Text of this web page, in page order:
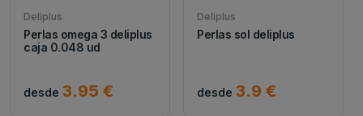
Deliplus
Perlas omega 3 deliplus
caja 0.048 ud
desde 3.95 €
Deliplus
Perlas sol deliplus
desde 3.9 €